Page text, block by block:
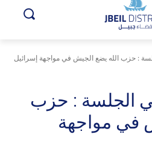
: حزب الله يضع الجيش في مواجهة إسرائيل
الجلسة : حزب
في مواجهة